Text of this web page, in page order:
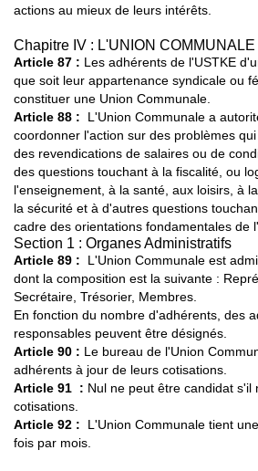
actions au mieux de leurs intérêts.
Chapitre IV : L'UNION COMMUNALE
Article 87 : Les adhérents de l'USTKE
que soit leur appartenance syndicale ou
constituer une Union Communale.
Article 88 : L'Union Communale a
coordonner l'action sur des problèmes
des revendications de salaires ou de
des questions touchant à la fiscalité, ou
l'enseignement, à la santé, aux loisirs, à
la sécurité et à d'autres questions
cadre des orientations fondamentales de
Section 1 : Organes Administratifs
Article 89 : L'Union Communale est
dont la composition est la suivante :
Secrétaire, Trésorier, Membres.
En fonction du nombre d'adhérents, des
responsables peuvent être désignés.
Article 90 : Le bureau de l'Union
adhérents à jour de leurs cotisations.
Article 91 : Nul ne peut être candidat s'il
cotisations.
Article 92 : L'Union Communale tient
fois par mois.